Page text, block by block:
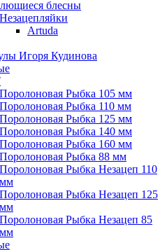
блесны
Незацепляйки
Artuda
Игоря Кудинова
Поролоновая Рыбка 105 мм
Поролоновая Рыбка 110 мм
Поролоновая Рыбка 125 мм
Поролоновая Рыбка 140 мм
Поролоновая Рыбка 160 мм
Поролоновая Рыбка 88 мм
Поролоновая Рыбка Незацеп 110
мм
Поролоновая Рыбка Незацеп 125
мм
Поролоновая Рыбка Незацеп 85
мм